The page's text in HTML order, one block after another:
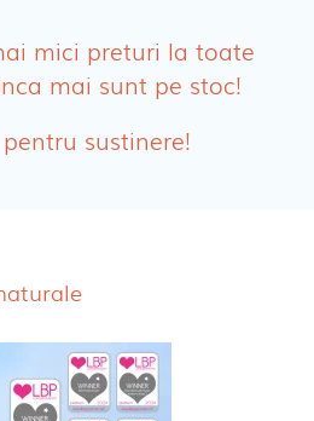
Urinara
mici preturi la toate
mai sunt pe stoc!
sustinere!